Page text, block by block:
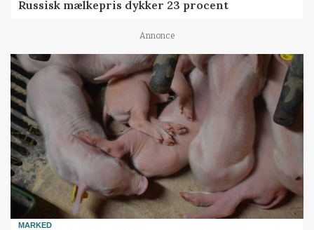
Russisk mælkepris dykker 23 procent
Annonce
MARKED